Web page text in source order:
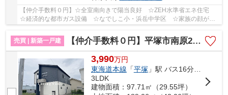
【仲介手数料０円】☆全室南向きで陽当良好 ☆ZEH水準省エネ住宅
☆経済的な都市ガス設備 ☆なでしこ小・浜岳中学区 ☆家族の顔が見
売買 | 新築一戸建
【仲介手数料０円】平塚市南原2丁目 新築一戸建て 全6棟
3,990万円
東海道本線 「平塚 」駅 バス16分 「南原（平塚市）」 停歩4分
3LDK
建物面積：97.71㎡（29.55坪）